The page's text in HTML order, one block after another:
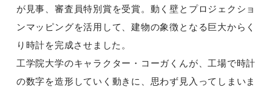
が見事、審査員特別賞を受賞。動く壁とプロジェクショ
ンマッピングを活用して、建物の象徴となる巨大からく
り時計を完成させました。
工学院大学のキャラクター・コーガくんが、工場で時計
の数字を造形していく動きに、思わず見入ってしまいま